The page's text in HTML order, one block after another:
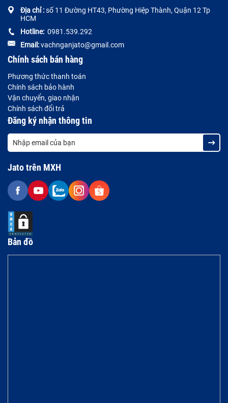
Địa chỉ :số 11 Đường HT43, Phường Hiệp Thành, Quận 12 Tp
HCM
Hotline: 0981.539.292
Email:vachnganjato@gmail.com
Chính sách bán hàng
Phương thức thanh toán
Chính sách bảo hành
Vận chuyển, giao nhận
Chính sách đổi trả
Đăng ký nhận thông tin
Jato trên MXH
Bản đồ